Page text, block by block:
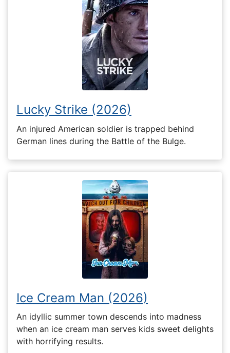
Lucky Strike (2026)
An injured American soldier is trapped behind
German lines during the Battle of the Bulge.
Ice Cream Man (2026)
An idyllic summer town descends into madness
when an ice cream man serves kids sweet delights
with horrifying results.